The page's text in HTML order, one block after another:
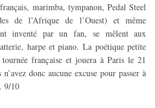
marimba, tympanon, Pedal Steel
de l’Afrique de l’Ouest) et même
inventé par un fan, se mêlent aux
harpe et piano.La poétique petite
française et jouera à Paris le 21
donc aucune excuse pour passer à
9/10